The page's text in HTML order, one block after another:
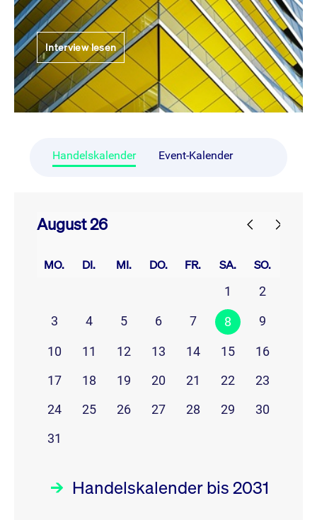
Interview lesen
Handelskalender Event-Kalender
August 26
MO. DI. MI. DO. FR. SA. SO.
1
2
3
4 5 6 7 8 9
10 11 12 13 14 15
16
17
18 19 20 21 22
23
24
25 26 27 28 29
30
31
Handelskalender bis 2031